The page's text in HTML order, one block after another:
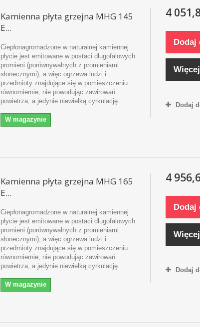
Kamienna płyta grzejna MHG 145
E...
Ciepłonagromadzone w naturalnej kamiennej
płycie jest emitowane w postaci długofalowych
promieni (porównywalnych z promieniami
słonecznymi), a więc ogrzewa ludzi i
przedmioty znajdujące się w pomieszczeniu
równomiernie, nie powodując zawirowań
powietrza, a jedynie niewielką cyrkulację.
W magazynie
4
Dodaj
Więcej
Dodaj
Kamienna płyta grzejna MHG 165
E...
Ciepłonagromadzone w naturalnej kamiennej
płycie jest emitowane w postaci długofalowych
promieni (porównywalnych z promieniami
słonecznymi), a więc ogrzewa ludzi i
przedmioty znajdujące się w pomieszczeniu
równomiernie, nie powodując zawirowań
powietrza, a jedynie niewielką cyrkulację.
W magazynie
4
Dodaj
Więcej
Dodaj